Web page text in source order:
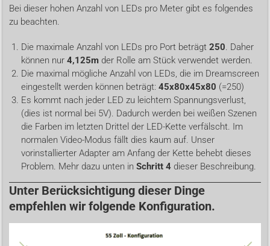
Bei dieser hohen Anzahl von LEDs pro Meter gibt es folgendes
zu beachten.
Die maximale Anzahl von LEDs pro Port beträgt 250. Daher
können nur 4,125m der Rolle am Stück verwendet werden.
Die maximal mögliche Anzahl von LEDs, die im Dreamscreen
eingestellt werden können beträgt: 45x80x45x80 (=250)
Es kommt nach jeder LED zu leichtem Spannungsverlust,
(dies ist normal bei 5V). Dadurch werden bei weißen Szenen
die Farben im letzten Drittel der LED-Kette verfälscht. Im
normalen Video-Modus fällt dies kaum auf. Unser
vorinstallierter Adapter am Anfang der Kette behebt dieses
Problem. Mehr dazu unten in Schritt 4 dieser Beschreibung.
Unter Berücksichtigung dieser Dinge
empfehlen wir folgende Konfiguration.